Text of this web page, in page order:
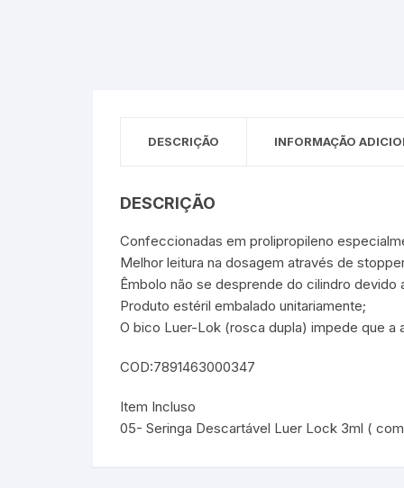
DESCRIÇÃO INFORMAÇÃO
DESCRIÇÃO
Confeccionadas em prolipropileno
Melhor leitura na dosagem através de
Êmbolo não se desprende do cilindro devido
Produto estéril embalado unitariamente;
O bico Luer-Lok (rosca dupla) impede que a
COD:7891463000347
Item Incluso
05- Seringa Descartável Luer Lock 3ml (